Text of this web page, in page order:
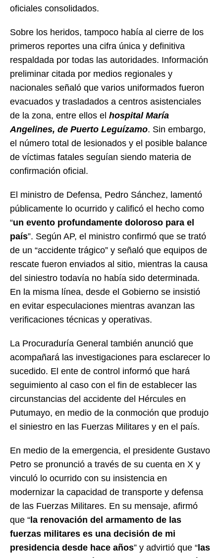
oficiales consolidados.
Sobre los heridos, tampoco había al cierre de los
primeros reportes una cifra única y definitiva
respaldada por todas las autoridades. Información
preliminar citada por medios regionales y
nacionales señaló que varios uniformados fueron
evacuados y trasladados a centros asistenciales
de la zona, entre ellos el hospital María
Angelines, de Puerto Leguízamo. Sin embargo,
el número total de lesionados y el posible balance
de víctimas fatales seguían siendo materia de
confirmación oficial.
El ministro de Defensa, Pedro Sánchez, lamentó
públicamente lo ocurrido y calificó el hecho como
“un evento profundamente doloroso para el
país”. Según AP, el ministro confirmó que se trató
de un “accidente trágico” y señaló que equipos de
rescate fueron enviados al sitio, mientras la causa
del siniestro todavía no había sido determinada.
En la misma línea, desde el Gobierno se insistió
en evitar especulaciones mientras avanzan las
verificaciones técnicas y operativas.
La Procuraduría General también anunció que
acompañará las investigaciones para esclarecer lo
sucedido. El ente de control informó que hará
seguimiento al caso con el fin de establecer las
circunstancias del accidente del Hércules en
Putumayo, en medio de la conmoción que produjo
el siniestro en las Fuerzas Militares y en el país.
En medio de la emergencia, el presidente Gustavo
Petro se pronunció a través de su cuenta en X y
vinculó lo ocurrido con su insistencia en
modernizar la capacidad de transporte y defensa
de las Fuerzas Militares. En su mensaje, afirmó
que “la renovación del armamento de las
fuerzas militares es una decisión de mi
presidencia desde hace años” y advirtió que “las